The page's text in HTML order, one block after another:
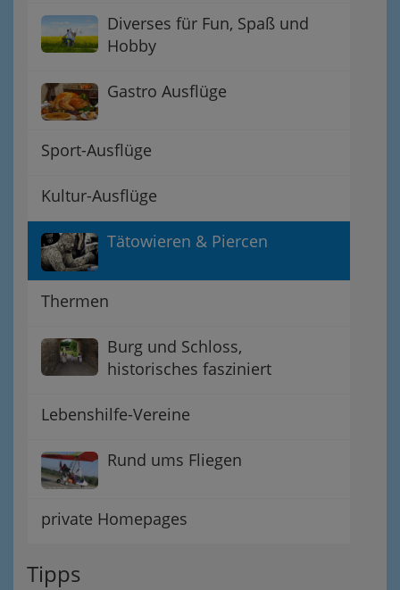
Diverses für Fun, Spaß und
Hobby
Gastro Ausflüge
Sport-Ausflüge
Kultur-Ausflüge
Tätowieren & Piercen
Thermen
Burg und Schloss,
historisches fasziniert
Lebenshilfe-Vereine
Rund ums Fliegen
private Homepages
Tipps